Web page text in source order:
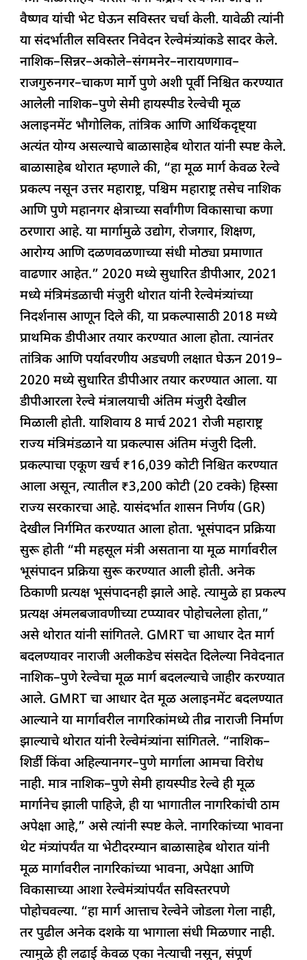
o
o
k
p
p
n s m
वैष्णव यांची भेट घेऊन सविस्तर चर्चा केली. यावेळी त्यांनी
या संदर्भातील सविस्तर निवेदन रेल्वेमंत्र्यांकडे सादर केले.
नाशिक–सिन्नर–अकोले–संगमनेर–नारायणगाव–
राजगुरुनगर–चाकण मार्गे पुणे अशी पूर्वी निश्चित करण्यात
आलेली नाशिक–पुणे सेमी हायस्पीड रेल्वेची मूळ
अलाइनमेंट भौगोलिक, तांत्रिक आणि आर्थिकदृष्ट्या
अत्यंत योग्य असल्याचे बाळासाहेब थोरात यांनी स्पष्ट केले.
बाळासाहेब थोरात म्हणाले की, “हा मूळ मार्ग केवळ रेल्वे
प्रकल्प नसून उत्तर महाराष्ट्र, पश्चिम महाराष्ट्र तसेच नाशिक
आणि पुणे महानगर क्षेत्राच्या सर्वांगीण विकासाचा कणा
ठरणारा आहे. या मार्गामुळे उद्योग, रोजगार, शिक्षण,
आरोग्य आणि दळणवळणाच्या संधी मोठ्या प्रमाणात
वाढणार आहेत.” 2020 मध्ये सुधारित डीपीआर, 2021
मध्ये मंत्रिमंडळाची मंजुरी थोरात यांनी रेल्वेमंत्र्यांच्या
निदर्शनास आणून दिले की, या प्रकल्पासाठी 2018 मध्ये
प्राथमिक डीपीआर तयार करण्यात आला होता. त्यानंतर
तांत्रिक आणि पर्यावरणीय अडचणी लक्षात घेऊन 2019–
2020 मध्ये सुधारित डीपीआर तयार करण्यात आला. या
डीपीआरला रेल्वे मंत्रालयाची अंतिम मंजुरी देखील
मिळाली होती. याशिवाय 8 मार्च 2021 रोजी महाराष्ट्र
राज्य मंत्रिमंडळाने या प्रकल्पास अंतिम मंजुरी दिली.
प्रकल्पाचा एकूण खर्च ₹16,039 कोटी निश्चित करण्यात
आला असून, त्यातील ₹3,200 कोटी (20 टक्के) हिस्सा
राज्य सरकारचा आहे. यासंदर्भात शासन निर्णय (GR)
देखील निर्गमित करण्यात आला होता. भूसंपादन प्रक्रिया
सुरू होती “मी महसूल मंत्री असताना या मूळ मार्गावरील
भूसंपादन प्रक्रिया सुरू करण्यात आली होती. अनेक
ठिकाणी प्रत्यक्ष भूसंपादनही झाले आहे. त्यामुळे हा प्रकल्प
प्रत्यक्ष अंमलबजावणीच्या टप्प्यावर पोहोचलेला होता,”
असे थोरात यांनी सांगितले. GMRT चा आधार देत मार्ग
बदलण्यावर नाराजी अलीकडेच संसदेत दिलेल्या निवेदनात
नाशिक–पुणे रेल्वेचा मूळ मार्ग बदलल्याचे जाहीर करण्यात
आले. GMRT चा आधार देत मूळ अलाइनमेंट बदलण्यात
आल्याने या मार्गावरील नागरिकांमध्ये तीव्र नाराजी निर्माण
झाल्याचे थोरात यांनी रेल्वेमंत्र्यांना सांगितले. “नाशिक–
शिर्डी किंवा अहिल्यानगर–पुणे मार्गाला आमचा विरोध
नाही. मात्र नाशिक–पुणे सेमी हायस्पीड रेल्वे ही मूळ
मार्गानेच झाली पाहिजे, ही या भागातील नागरिकांची ठाम
अपेक्षा आहे,” असे त्यांनी स्पष्ट केले. नागरिकांच्या भावना
थेट मंत्र्यांपर्यंत या भेटीदरम्यान बाळासाहेब थोरात यांनी
मूळ मार्गावरील नागरिकांच्या भावना, अपेक्षा आणि
विकासाच्या आशा रेल्वेमंत्र्यांपर्यंत सविस्तरपणे
पोहोचवल्या. “हा मार्ग आत्ताच रेल्वेने जोडला गेला नाही,
तर पुढील अनेक दशके या भागाला संधी मिळणार नाही.
त्यामुळे ही लढाई केवळ एका नेत्याची नसून, संपूर्ण